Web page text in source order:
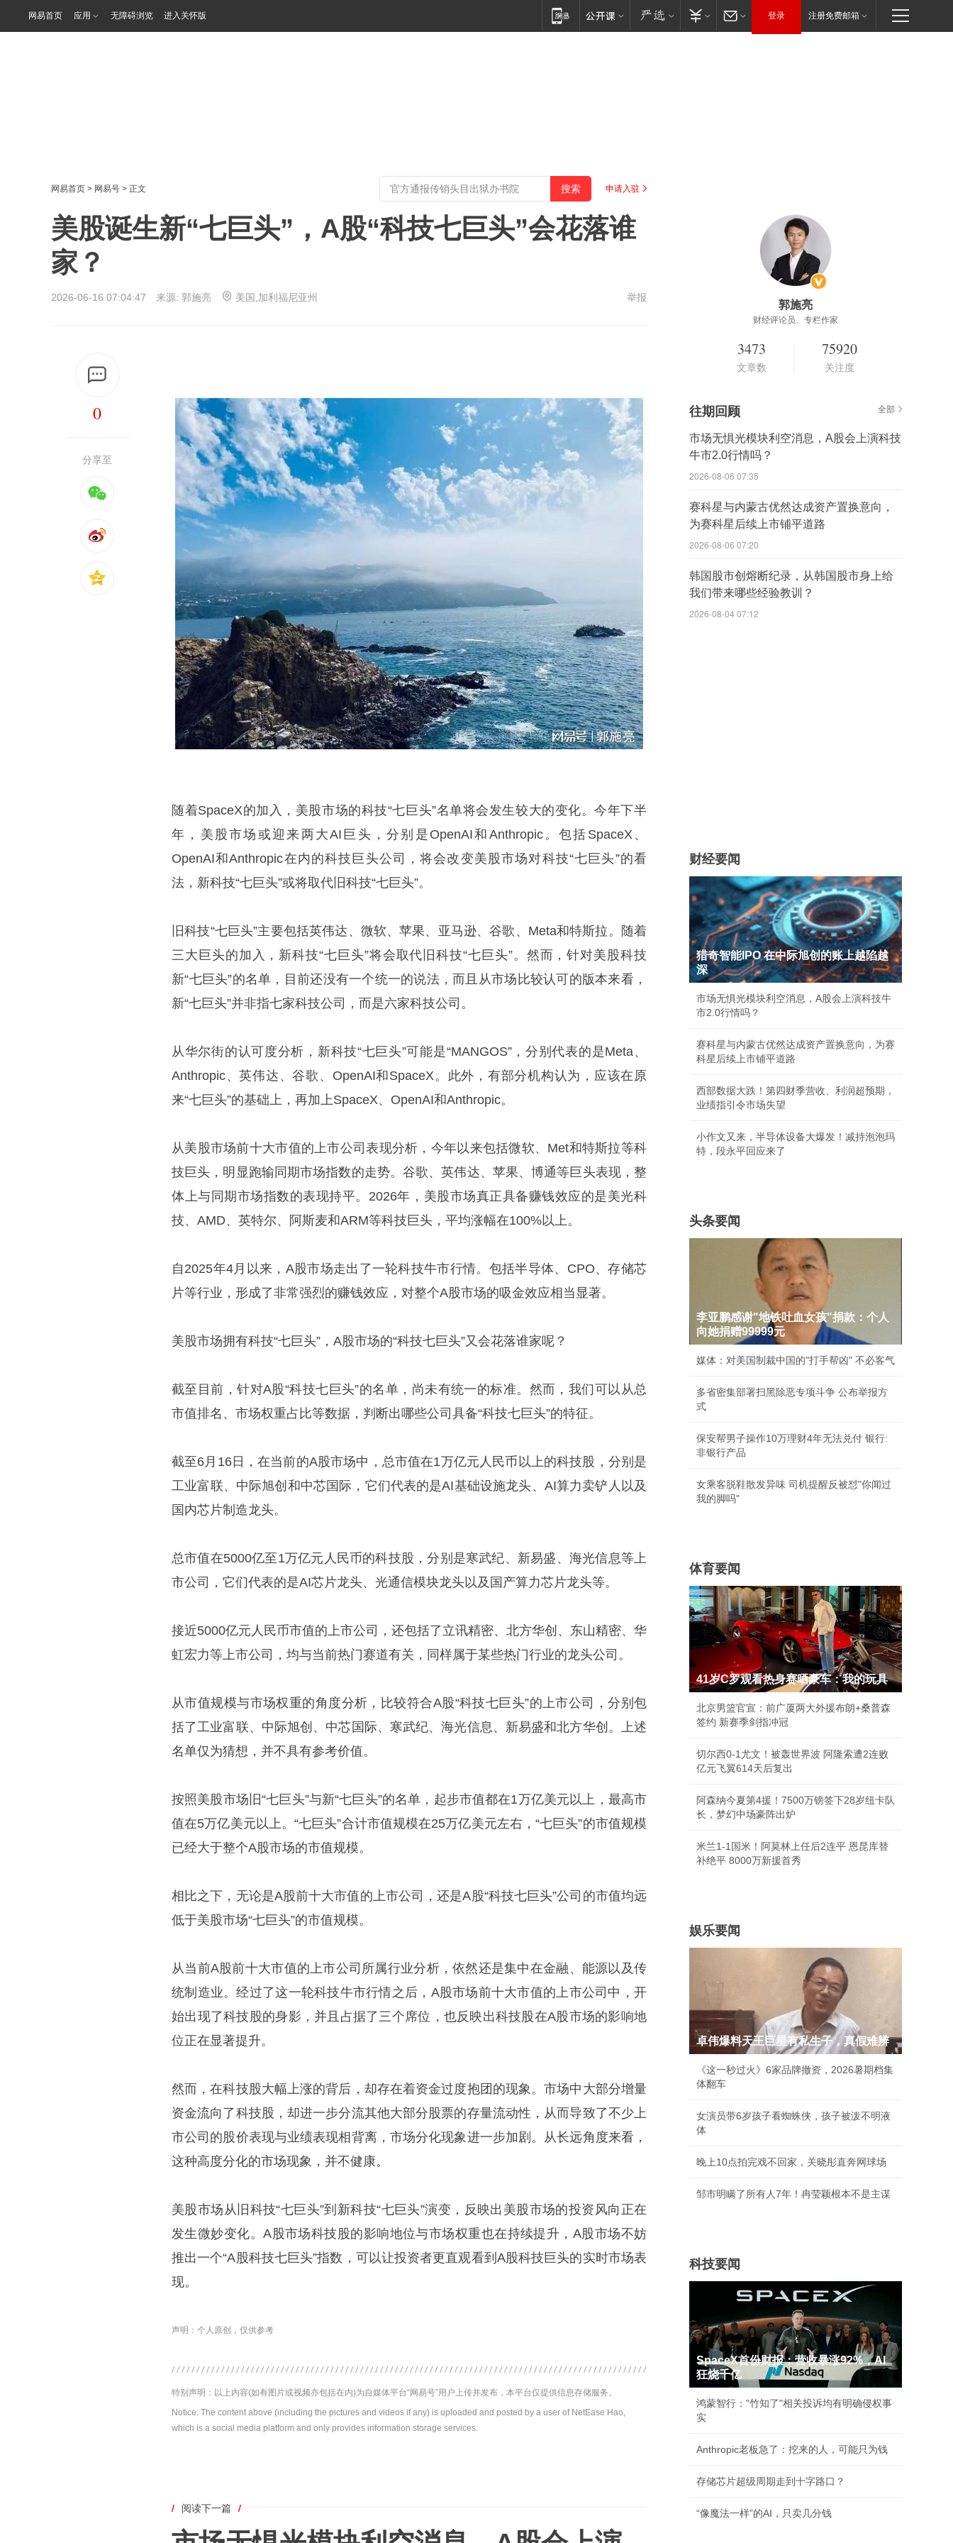
网易首页 应用 无障碍浏览 进入关怀版 登录 注册免费邮箱
网易首页 > 网易号 > 正文 申请入驻
美股诞生新“七巨头”，A股“科技七巨头”会花落谁
家？
2026-06-16 07:04:47 来源: 郭施亮 美国,加利福尼亚州 举报
0
分享至
随着SpaceX的加入，美股市场的科技“七巨头”名单将会发生较大的变化。今年下半
年，美股市场或迎来两大AI巨头，分别是OpenAI和Anthropic。包括SpaceX、
OpenAI和Anthropic在内的科技巨头公司，将会改变美股市场对科技“七巨头”的看
法，新科技“七巨头”或将取代旧科技“七巨头”。
旧科技“七巨头”主要包括英伟达、微软、苹果、亚马逊、谷歌、Meta和特斯拉。随着
三大巨头的加入，新科技“七巨头”将会取代旧科技“七巨头”。然而，针对美股科技
新“七巨头”的名单，目前还没有一个统一的说法，而且从市场比较认可的版本来看，
新“七巨头”并非指七家科技公司，而是六家科技公司。
从华尔街的认可度分析，新科技“七巨头”可能是“MANGOS”，分别代表的是Meta、
Anthropic、英伟达、谷歌、OpenAI和SpaceX。此外，有部分机构认为，应该在原
来“七巨头”的基础上，再加上SpaceX、OpenAI和Anthropic。
从美股市场前十大市值的上市公司表现分析，今年以来包括微软、Met和特斯拉等科
技巨头，明显跑输同期市场指数的走势。谷歌、英伟达、苹果、博通等巨头表现，整
体上与同期市场指数的表现持平。2026年，美股市场真正具备赚钱效应的是美光科
技、AMD、英特尔、阿斯麦和ARM等科技巨头，平均涨幅在100%以上。
自2025年4月以来，A股市场走出了一轮科技牛市行情。包括半导体、CPO、存储芯
片等行业，形成了非常强烈的赚钱效应，对整个A股市场的吸金效应相当显著。
美股市场拥有科技“七巨头”，A股市场的“科技七巨头”又会花落谁家呢？
截至目前，针对A股“科技七巨头”的名单，尚未有统一的标准。然而，我们可以从总
市值排名、市场权重占比等数据，判断出哪些公司具备“科技七巨头”的特征。
截至6月16日，在当前的A股市场中，总市值在1万亿元人民币以上的科技股，分别是
工业富联、中际旭创和中芯国际，它们代表的是AI基础设施龙头、AI算力卖铲人以及
国内芯片制造龙头。
总市值在5000亿至1万亿元人民币的科技股，分别是寒武纪、新易盛、海光信息等上
市公司，它们代表的是AI芯片龙头、光通信模块龙头以及国产算力芯片龙头等。
接近5000亿元人民币市值的上市公司，还包括了立讯精密、北方华创、东山精密、华
虹宏力等上市公司，均与当前热门赛道有关，同样属于某些热门行业的龙头公司。
从市值规模与市场权重的角度分析，比较符合A股“科技七巨头”的上市公司，分别包
括了工业富联、中际旭创、中芯国际、寒武纪、海光信息、新易盛和北方华创。上述
名单仅为猜想，并不具有参考价值。
按照美股市场旧“七巨头”与新“七巨头”的名单，起步市值都在1万亿美元以上，最高市
值在5万亿美元以上。“七巨头”合计市值规模在25万亿美元左右，“七巨头”的市值规模
已经大于整个A股市场的市值规模。
相比之下，无论是A股前十大市值的上市公司，还是A股“科技七巨头”公司的市值均远
低于美股市场“七巨头”的市值规模。
从当前A股前十大市值的上市公司所属行业分析，依然还是集中在金融、能源以及传
统制造业。经过了这一轮科技牛市行情之后，A股市场前十大市值的上市公司中，开
始出现了科技股的身影，并且占据了三个席位，也反映出科技股在A股市场的影响地
位正在显著提升。
然而，在科技股大幅上涨的背后，却存在着资金过度抱团的现象。市场中大部分增量
资金流向了科技股，却进一步分流其他大部分股票的存量流动性，从而导致了不少上
市公司的股价表现与业绩表现相背离，市场分化现象进一步加剧。从长远角度来看，
这种高度分化的市场现象，并不健康。
美股市场从旧科技“七巨头”到新科技“七巨头”演变，反映出美股市场的投资风向正在
发生微妙变化。A股市场科技股的影响地位与市场权重也在持续提升，A股市场不妨
推出一个“A股科技七巨头”指数，可以让投资者更直观看到A股科技巨头的实时市场表
现。
声明：个人原创，仅供参考
特别声明：以上内容(如有图片或视频亦包括在内)为自媒体平台“网易号”用户上传并发布，本平台仅提供信息存储服务。
Notice: The content above (including the pictures and videos if any) is uploaded and posted by a user of NetEase Hao,
which is a social media platform and only provides information storage services.
/ 阅读下一篇 /
郭施亮
财经评论员、专栏作家
3473
文章数
75920
关注度
往期回顾 全部
市场无惧光模块利空消息，A股会上演科技
牛市2.0行情吗？
2026-08-06 07:35
赛科星与内蒙古优然达成资产置换意向，
为赛科星后续上市铺平道路
2026-08-06 07:20
韩国股市创熔断纪录，从韩国股市身上给
我们带来哪些经验教训？
2026-08-04 07:12
财经要闻
猎奇智能IPO 在中际旭创的账上越陷越
深
市场无惧光模块利空消息，A股会上演科技牛
市2.0行情吗？
赛科星与内蒙古优然达成资产置换意向，为赛
科星后续上市铺平道路
西部数据大跌！第四财季营收、利润超预期，
业绩指引令市场失望
小作文又来，半导体设备大爆发！减持泡泡玛
特，段永平回应来了
头条要闻
李亚鹏感谢"地铁吐血女孩"捐款：个人
向她捐赠99999元
媒体：对美国制裁中国的"打手帮凶" 不必客气
多省密集部署扫黑除恶专项斗争 公布举报方
式
保安帮男子操作10万理财4年无法兑付 银行:
非银行产品
女乘客脱鞋散发异味 司机提醒反被怼"你闻过
我的脚吗"
体育要闻
41岁C罗观看热身赛晒豪车：我的玩具
北京男篮官宣：前广厦两大外援布朗+桑普森
签约 新赛季剑指冲冠
切尔西0-1尤文！被轰世界波 阿隆索遭2连败
亿元飞翼614天后复出
阿森纳今夏第4援！7500万镑签下28岁纽卡队
长，梦幻中场豪阵出炉
米兰1-1国米！阿莫林上任后2连平 恩昆库替
补绝平 8000万新援首秀
娱乐要闻
卓伟爆料天王巨星有私生子，真假难辨
《这一秒过火》6家品牌撤资，2026暑期档集
体翻车
女演员带6岁孩子看蜘蛛侠，孩子被泼不明液
体
晚上10点拍完戏不回家，关晓彤直奔网球场
邹市明瞒了所有人7年！冉莹颖根本不是主谋
科技要闻
SpaceX首份财报：营收暴涨92%，AI
狂烧千亿
鸿蒙智行："竹知了"相关投诉均有明确侵权事
实
Anthropic老板急了：挖来的人，可能只为钱
存储芯片超级周期走到十字路口？
“像魔法一样”的AI，只卖几分钱